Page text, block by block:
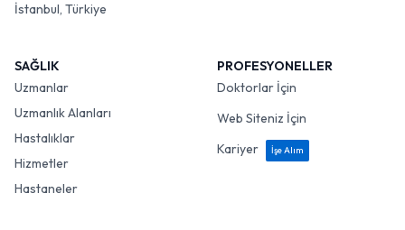
İstanbul, Türkiye
SAĞLIK
Uzmanlar
Uzmanlık Alanları
Hastalıklar
Hizmetler
Hastaneler
PROFESYONELLER
Doktorlar İçin
Web Siteniz İçin
Kariyer
İşe Alım